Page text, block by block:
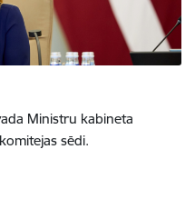
Ministru kabineta
sēdi.